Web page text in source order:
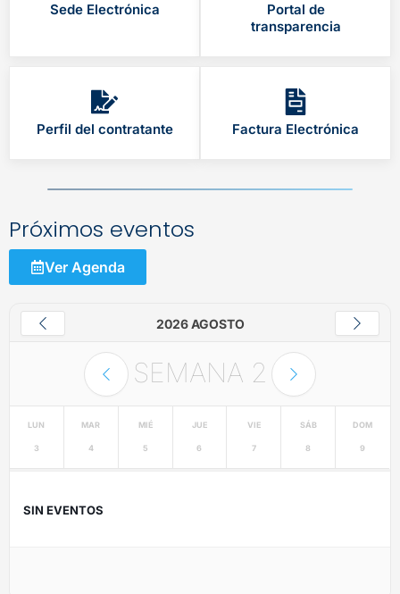
Sede Electrónica
Portal de
transparencia
Perfil del contratante Factura Electrónica
Próximos eventos
Ver Agenda
2026 AGOSTO
SEMANA 2
LUN
3
MAR
4
MIÉ
5
JUE
6
VIE
7
SÁB
8
DOM
9
SIN EVENTOS